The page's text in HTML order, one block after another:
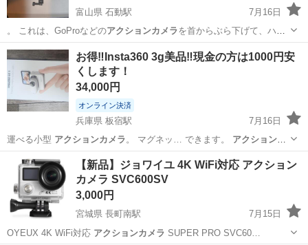
富山県 石動駅
7月16日
。 ​これは、GoProなどのアクションカメラを首からぶら下げて、ハン
ズフリー…
富山 小矢部市 その他
お得‼️Insta360 3g美品‼️現金の方は1000円安
くします！
34,000円
オンライン決済
兵庫県 板宿駅
7月16日
運べる小型 アクションカメラ。 マグネッ… できます。 アクションカ
メラのデビューに…
兵庫 神戸市 板宿駅
【新品】ジョワイユ 4K WiFi対応 アクション
カメラ SVC600SV
3,000円
宮城県 長町南駅
7月15日
OYEUX 4K WiFi対応 アクションカメラ SUPER PRO SVC60…